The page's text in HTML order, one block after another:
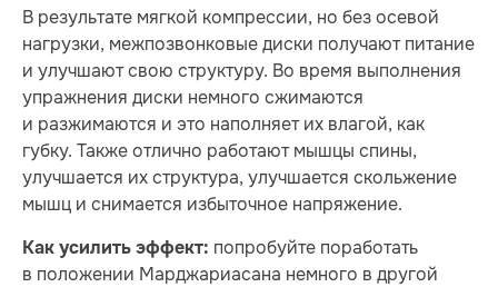
В результате мягкой компрессии, но без осевой
нагрузки, межпозвонковые диски получают питание
и улучшают свою структуру. Во время выполнения
упражнения диски немного сжимаются
и разжимаются и это наполняет их влагой, как
губку. Также отлично работают мышцы спины,
улучшается их структура, улучшается скольжение
мышц и снимается избыточное напряжение.
Как усилить эффект: попробуйте поработать
в положении Марджариасана немного в другой